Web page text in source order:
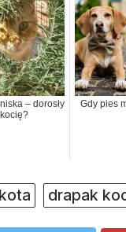
– dorosły
Gdy pies
drapak